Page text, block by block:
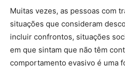
Muitas vezes, as pessoas com
situações que consideram
incluir confrontos, situações
em que sintam que não têm
comportamento evasivo é uma